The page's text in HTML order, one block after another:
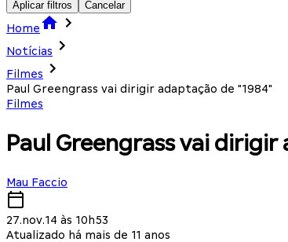
Aplicar filtros Cancelar
Home
Notícias
Filmes
Paul Greengrass vai dirigir adaptação de "1984"
Filmes
Paul Greengrass vai
Mau Faccio
27.nov.14 às 10h53
Atualizado há mais de 11 anos